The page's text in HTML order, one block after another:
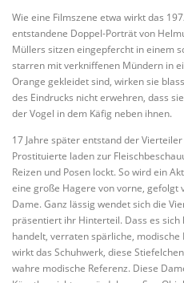
Wie eine Filmszene etwa wirkt das
entstandene Doppel-Porträt von
Müllers sitzen eingepfercht in einem
starren mit verkniffenen Mündern in
Orange gekleidet sind, wirken sie
des Eindrucks nicht erwehren, dass
der Vogel in dem Käfig neben ihnen.
17 Jahre später entstand der
Prostituierte laden zur
Reizen und Posen lockt. So wird ein
eine große Hagere von vorne, gefolgt
Dame. Ganz lässig wendet sich die
präsentiert ihr Hinterteil. Dass es
handelt, verraten spärliche,
wirkt das Schuhwerk, diese
wahre modische Referenz. Diese